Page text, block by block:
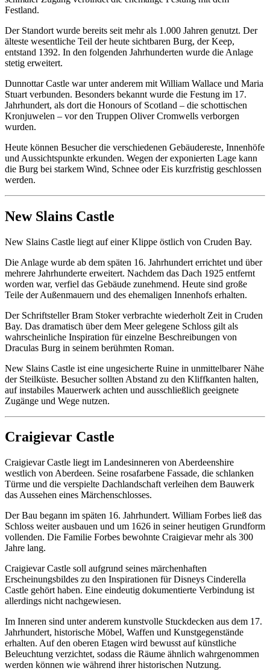
Festland.
Der Standort wurde bereits seit mehr als 1.000 Jahren genutzt. Der
älteste wesentliche Teil der heute sichtbaren Burg, der Keep,
entstand 1392. In den folgenden Jahrhunderten wurde die Anlage
stetig erweitert.
Dunnottar Castle war unter anderem mit William Wallace und Maria
Stuart verbunden. Besonders bekannt wurde die Festung im 17.
Jahrhundert, als dort die Honours of Scotland – die schottischen
Kronjuwelen – vor den Truppen Oliver Cromwells verborgen
wurden.
Heute können Besucher die verschiedenen Gebäudereste, Innenhöfe
und Aussichtspunkte erkunden. Wegen der exponierten Lage kann
die Burg bei starkem Wind, Schnee oder Eis kurzfristig geschlossen
werden.
New Slains Castle
New Slains Castle liegt auf einer Klippe östlich von Cruden Bay.
Die Anlage wurde ab dem späten 16. Jahrhundert errichtet und über
mehrere Jahrhunderte erweitert. Nachdem das Dach 1925 entfernt
worden war, verfiel das Gebäude zunehmend. Heute sind große
Teile der Außenmauern und des ehemaligen Innenhofs erhalten.
Der Schriftsteller Bram Stoker verbrachte wiederholt Zeit in Cruden
Bay. Das dramatisch über dem Meer gelegene Schloss gilt als
wahrscheinliche Inspiration für einzelne Beschreibungen von
Draculas Burg in seinem berühmten Roman.
New Slains Castle ist eine ungesicherte Ruine in unmittelbarer Nähe
der Steilküste. Besucher sollten Abstand zu den Kliffkanten halten,
auf instabiles Mauerwerk achten und ausschließlich geeignete
Zugänge und Wege nutzen.
Craigievar Castle
Craigievar Castle liegt im Landesinneren von Aberdeenshire
westlich von Aberdeen. Seine rosafarbene Fassade, die schlanken
Türme und die verspielte Dachlandschaft verleihen dem Bauwerk
das Aussehen eines Märchenschlosses.
Der Bau begann im späten 16. Jahrhundert. William Forbes ließ das
Schloss weiter ausbauen und um 1626 in seiner heutigen Grundform
vollenden. Die Familie Forbes bewohnte Craigievar mehr als 300
Jahre lang.
Craigievar Castle soll aufgrund seines märchenhaften
Erscheinungsbildes zu den Inspirationen für Disneys Cinderella
Castle gehört haben. Eine eindeutig dokumentierte Verbindung ist
allerdings nicht nachgewiesen.
Im Inneren sind unter anderem kunstvolle Stuckdecken aus dem 17.
Jahrhundert, historische Möbel, Waffen und Kunstgegenstände
erhalten. Auf den oberen Etagen wird bewusst auf künstliche
Beleuchtung verzichtet, sodass die Räume ähnlich wahrgenommen
werden können wie während ihrer historischen Nutzung.